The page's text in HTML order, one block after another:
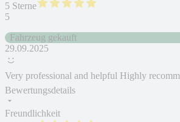
5 Sterne
5
Fahrzeug gekauft
29.09.2025
Very professional and helpful Highly
Bewertungsdetails
Freundlichkeit